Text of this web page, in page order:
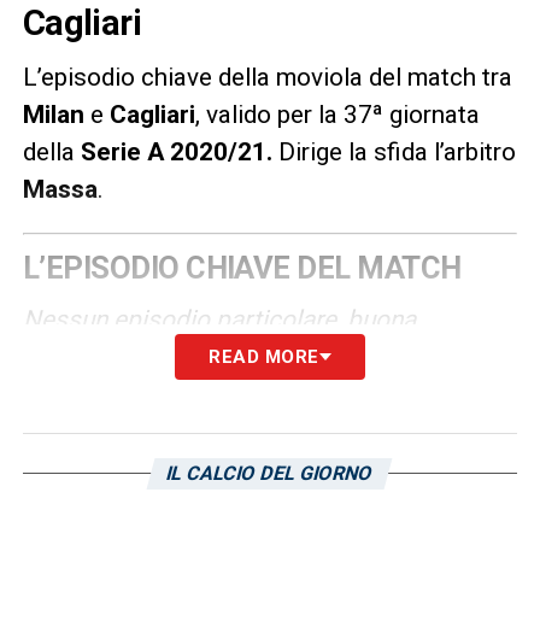
Cagliari
L’episodio chiave della moviola del match tra
Milan e Cagliari, valido per la 37ª giornata
della Serie A 2020/21 . Dirige la sfida l’arbitro
Massa.
L’EPISODIO CHIAVE DEL MATCH
Nessun episodio particolare, buona
gestione di Massa.
LA PLAYLIST DELLE NOSTRE TOP NEWS
READ MORE
IL CALCIO DEL GIORNO